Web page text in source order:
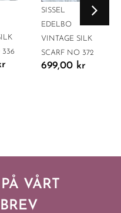
336
SISSEL
EDELBO
VINTAGE SILK
SCARF NO 372
699,00 kr
VÅRT